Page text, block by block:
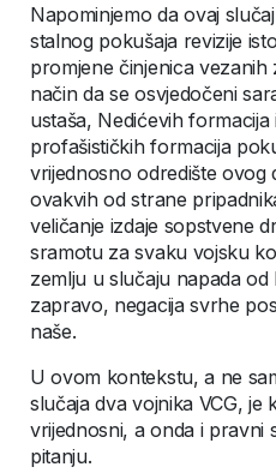
Napominjemo da ovaj
stalnog pokušaja revizije
promjene činjenica
način da se osvjedočeni
ustaša, Nedićevih
profašističkih formacija
vrijednosno odredište ovog
ovakvih od strane
veličanje izdaje sopstvene
sramotu za svaku vojsku
zemlju u slučaju napada od
zapravo, negacija svrhe
naše.
U ovom kontekstu, a ne
slučaja dva vojnika VCG, je
vrijednosni, a onda i pravni
pitanju.